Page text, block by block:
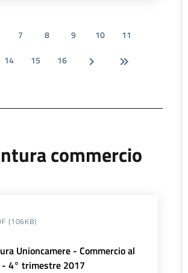
7 8 9 10
11
14 15 16
commercio
(106KB)
Unioncamere - Commercio al
4° trimestre 2017